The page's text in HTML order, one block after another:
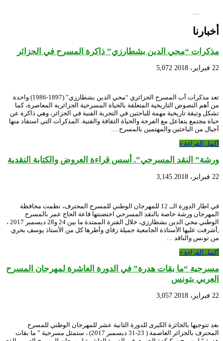
…
أخبارنا
مذكرات “محي الدين بشطارزي” ذاكرة المسرح في الجزائر
22 فبراير، 2018 5,072
تعد مذكرات أب المسرح الجزائري “محي الدين بشطارزي” (1897-1986) واحدة
من أهم النصوص التاريخية المتعلقة بالحياة المسرحية الجزائرية المعاصرة، كما
تشكل وثيقة تاريخية مهمة للباحثين في التجربة الفنية في الجزائر، وهي ذاكرة عن
حياة مجتمع يتفاعل مع الفرجة والحياة الثقافة والفنية. المذكرات التي استفاد منها
أجيال من الباحثين والمهتمين بالمسرح …
أكمل القراءة »
ورشة” النقد المسرحي”. أسس قراءة العروض والكتابة النقدية
22 فبراير، 2018 3,145
في اطار الدورة الــ 12 للمهرجان الوطني للمسرح المحترف، نظمت محافظة
المهرجان ورشة خاصة بالنقد المسرحي احتضنتها قاعة الحاج عمر بالمسرح
الوطني محي الدين بشطارزي، خلال الفترة الممتدة ما بين 24 و28 ديسمبر 2017 ،
,أشرفت عليها الأستاذة الجامعية جميلة زقاي وأطرها كل من الأستاذ يوسف بحري
من تونس والناقد …
أكمل القراءة »
مسرحية “ما بقات هدرة” في الدورة العاشرة لمهرجان المسرح
العربي بتونس
22 فبراير، 2018 3,057
بعد تتوجيها بالجائزة الكبرى للدورة الثانية عشر للمهرجان الوطني للمسرح
المحترف بالجزائر العاصمة ( 23-31 ديسمبر 2017) ، ستمثل مسرحية ” ما بقات